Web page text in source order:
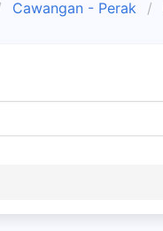
Cawangan - Perak